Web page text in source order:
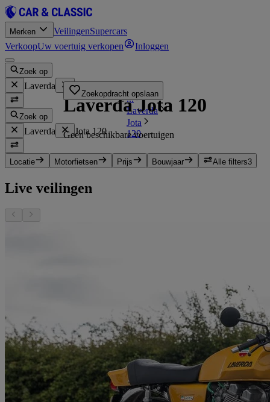
Merken VeilingenSupercars
VerkoopUw voertuig verkopen Inloggen
Zoek op
Laverda Jota 120
Zoek op
Laverda Jota 120
Locatie Motorfietsen Prijs Bouwjaar Alle filters3
...
Laverda
Jota
120
Laverda Jota 120
Geen beschikbare voertuigen
Zoekopdracht opslaan
Live veilingen